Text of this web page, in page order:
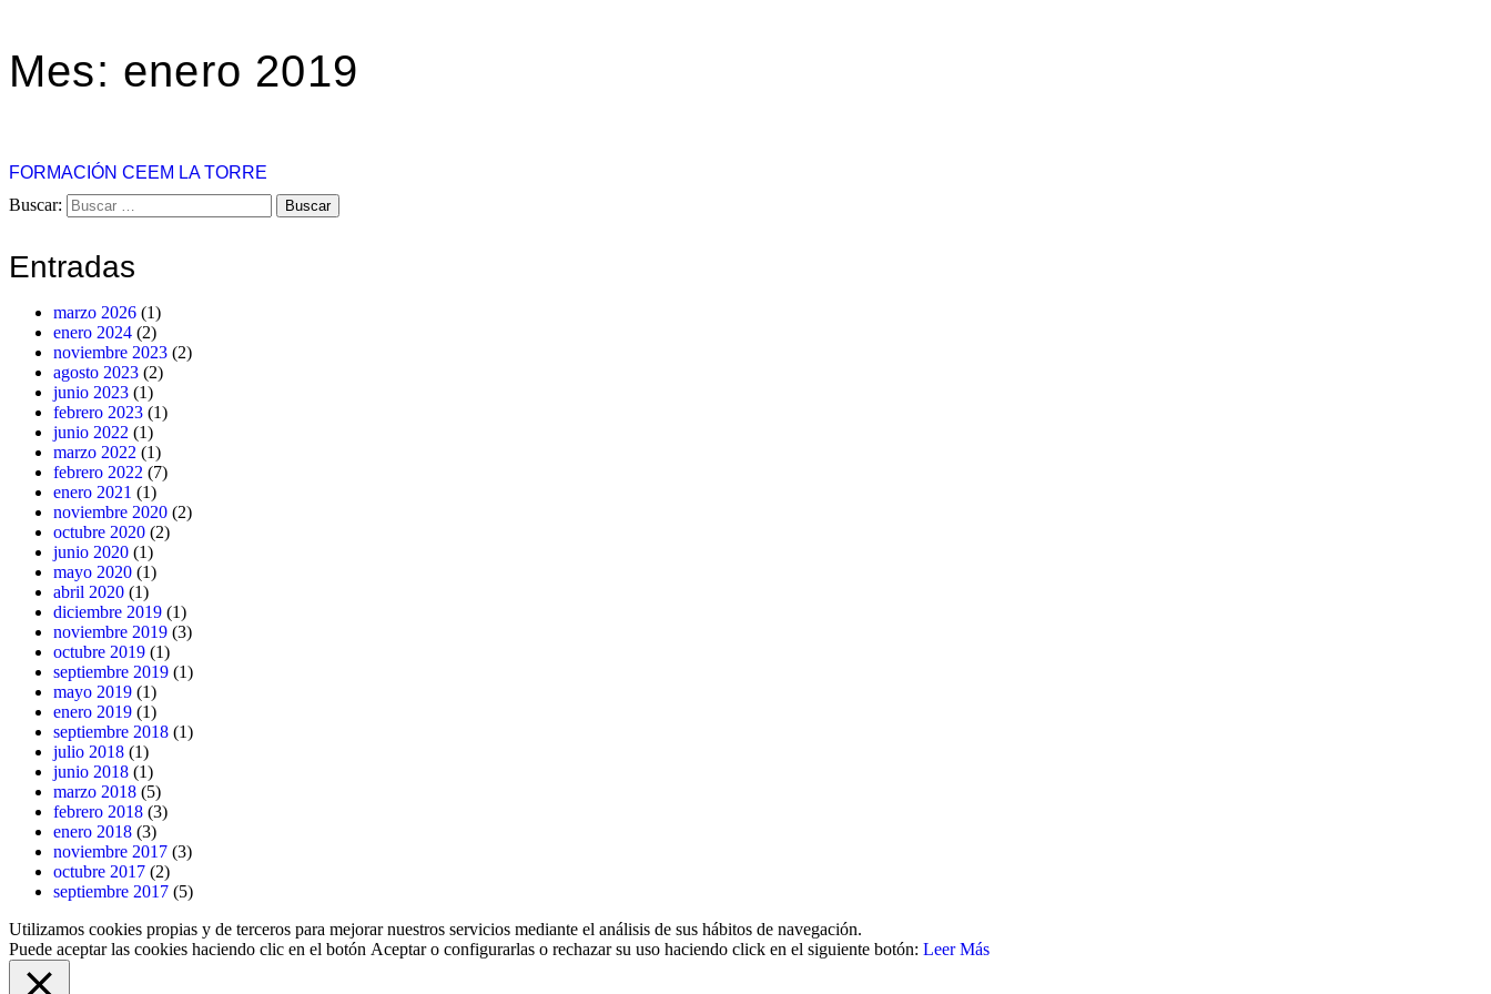
Mes: enero 2019
FORMACIÓN CEEM LA TORRE
Buscar:
Entradas
marzo 2026 (1)
enero 2024 (2)
noviembre 2023 (2)
agosto 2023 (2)
junio 2023 (1)
febrero 2023 (1)
junio 2022 (1)
marzo 2022 (1)
febrero 2022 (7)
enero 2021 (1)
noviembre 2020 (2)
octubre 2020 (2)
junio 2020 (1)
mayo 2020 (1)
abril 2020 (1)
diciembre 2019 (1)
noviembre 2019 (3)
octubre 2019 (1)
septiembre 2019 (1)
mayo 2019 (1)
enero 2019 (1)
septiembre 2018 (1)
julio 2018 (1)
junio 2018 (1)
marzo 2018 (5)
febrero 2018 (3)
enero 2018 (3)
noviembre 2017 (3)
octubre 2017 (2)
septiembre 2017 (5)
Utilizamos cookies propias y de terceros para mejorar nuestros servicios mediante el análisis de sus hábitos de navegación.
Puede aceptar las cookies haciendo clic en el botón Aceptaro configurarlas o rechazar su uso haciendo click en el siguiente botón: Leer Más